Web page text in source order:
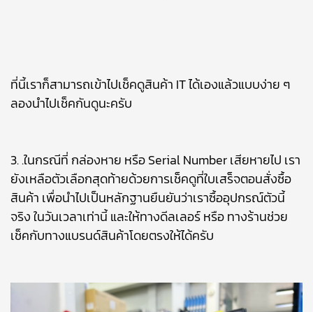
ที่นี้เราก็สามารถเข้าไปเช็คดูสินค้า IT ได้เองแล้วแบบง่าย ๆ
ลองนำไปเช็คกันดูนะครับ
3. .ในกรณีที่ กล่องหาย หรือ Serial Number เสียหายไป เรา
ยังเหลือตัวเลือกสุดท้ายด้วยการเช็คดูที่ใบเสร็จตอนสั่งซื้อ
สินค้า เพื่อนำไปเป็นหลักฐานยืนยันว่าเราซื้ออุปกรณ์ตัวนี้
จริง ในวันเวลาเท่านี้ และให้ทางดีลเลอร์ หรือ ทางร้านช่วย
เช็คกับทางแบรนด์สินค้าโดยตรงให้ได้ครับ